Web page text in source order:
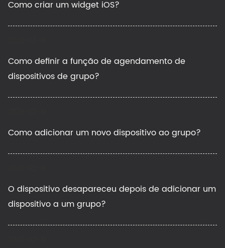
Como criar um widget iOS?
Como definir a função de agendamento de
dispositivos de grupo?
Como adicionar um novo dispositivo ao grupo?
O dispositivo desapareceu depois de adicionar um
dispositivo a um grupo?